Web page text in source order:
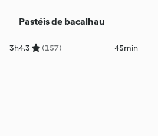
3h
Pastéis de bacalhau
4.3 (157) 45min